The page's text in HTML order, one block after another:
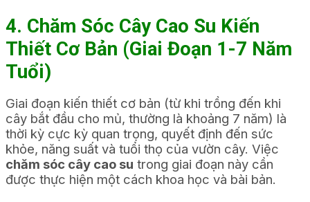
4. Chăm Sóc Cây Cao Su Kiến
Thiết Cơ Bản (Giai Đoạn 1-7 Năm
Tuổi)
Giai đoạn kiến thiết cơ bản (từ khi trồng đến khi
cây bắt đầu cho mủ, thường là khoảng 7 năm) là
thời kỳ cực kỳ quan trọng, quyết định đến sức
khỏe, năng suất và tuổi thọ của vườn cây. Việc
chăm sóc cây cao su trong giai đoạn này cần
được thực hiện một cách khoa học và bài bản.